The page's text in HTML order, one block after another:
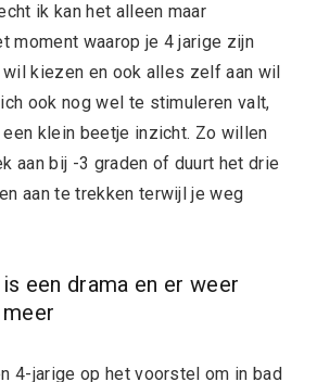
ik kan het alleen maar
moment waarop je 4 jarige zijn
kiezen en ook alles zelf aan wil
ook nog wel te stimuleren valt,
klein beetje inzicht. Zo willen
aan bij -3 graden of duurt het drie
aan te trekken terwijl je weg
een drama en er weer
4-jarige op het voorstel om in bad